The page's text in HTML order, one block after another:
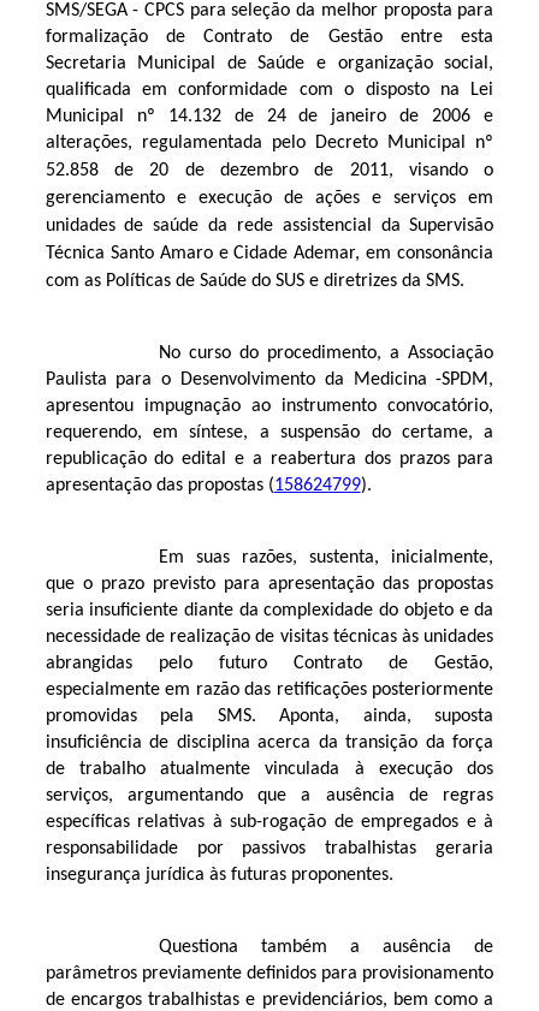
SMS/SEGA - CPCS para seleção da melhor proposta para
formalização de Contrato de Gestão entre esta
Secretaria Municipal de Saúde e organização social,
qualificada em conformidade com o disposto na Lei
Municipal nº 14.132 de 24 de janeiro de 2006 e
alterações, regulamentada pelo Decreto Municipal nº
52.858 de 20 de dezembro de 2011,visando o
gerenciamento e execução de ações e serviços em
unidades de saúde da rede assistencial da Supervisão
Técnica Santo Amaro e Cidade Ademar, em consonância
com as Políticas de Saúde do SUS e diretrizes da SMS.
No curso do procedimento, a Associação
Paulista para o Desenvolvimento da Medicina -SPDM,
apresentou impugnação ao instrumento convocatório,
requerendo, em síntese, a suspensão do certame, a
republicação do edital e a reabertura dos prazos para
apresentação das propostas (158624799).
Em suas razões, sustenta, inicialmente,
que o prazo previsto para apresentação das propostas
seria insuficiente diante da complexidade do objeto e da
necessidade de realização de visitas técnicas às unidades
abrangidas pelo futuro Contrato de Gestão,
especialmente em razão das retificações posteriormente
promovidas pela SMS. Aponta, ainda, suposta
insuficiência de disciplina acerca da transição da força
de trabalho atualmente vinculada à execução dos
serviços, argumentando que a ausência de regras
específicas relativas à sub-rogação de empregados e à
responsabilidade por passivos trabalhistas geraria
insegurança jurídica às futuras proponentes.
Questiona também a ausência de
parâmetros previamente definidos para provisionamento
de encargos trabalhistas e previdenciários, bem como a